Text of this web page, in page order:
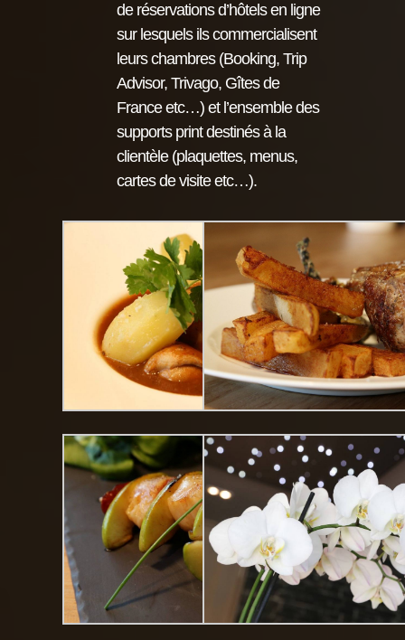
de réservations d’hôtels en ligne
sur lesquels ils commercialisent
leurs chambres (Booking, Trip
Advisor, Trivago, Gîtes de
France etc…) et l’ensemble des
supports print destinés à la
clientèle (plaquettes, menus,
cartes de visite etc…).